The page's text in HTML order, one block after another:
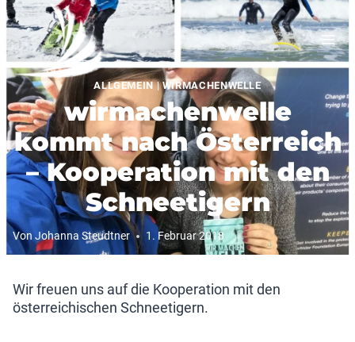
Zum
Inhalt
springen
ALLGEMEIN|WIRMACHENWELLE
wirmachenwelle
kommt nach Österreich
– Kooperation mit den
Schneetigern
Von Johanna Steudtner 1. Februar 2018
Wir freuen uns auf die Kooperation mit den
österreichischen Schneetigern.